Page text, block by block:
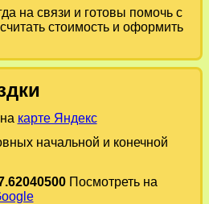
на связи и готовы помочь с
стоимость и оформить
карте Яндекс
начальной и конечной
Посмотреть на